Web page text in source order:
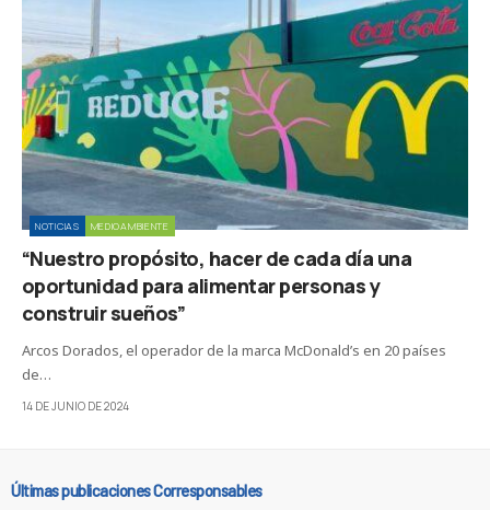
NOTICIAS MEDIOAMBIENTE
“Nuestro propósito, hacer de cada día una
oportunidad para alimentar personas y
construir sueños”
Arcos Dorados, el operador de la marca McDonald’s en 20 países
de…
14 DE JUNIO DE 2024
Últimas publicaciones Corresponsables